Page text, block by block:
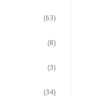
(63)
(8)
(3)
(34)